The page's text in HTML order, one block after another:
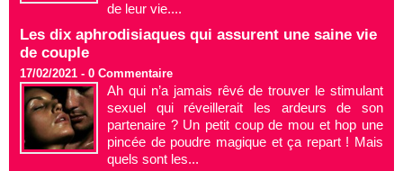
de leur vie....
Les dix aphrodisiaques qui assurent une saine vie
de couple
17/02/2021 - 0 Commentaire
Ah qui n’a jamais rêvé de trouver le stimulant
sexuel qui réveillerait les ardeurs de son
partenaire ? Un petit coup de mou et hop une
pincée de poudre magique et ça repart ! Mais
quels sont les...